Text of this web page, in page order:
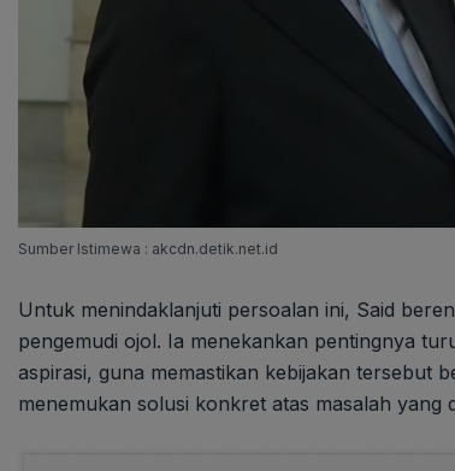
Sumber Istimewa : akcdn.detik.net.id
Untuk menindaklanjuti persoalan ini, Said
pengemudi ojol. Ia menekankan pentingnya
aspirasi, guna memastikan kebijakan tersebut
menemukan solusi konkret atas masalah yang